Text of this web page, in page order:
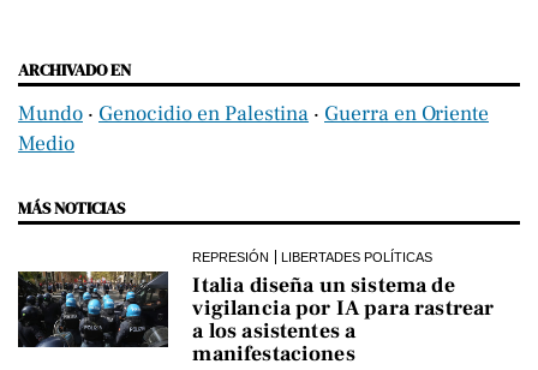
ARCHIVADO EN
Mundo ‧ Genocidio en Palestina ‧ Guerra en Oriente
Medio
MÁS NOTICIAS
REPRESIÓN LIBERTADES POLÍTICAS
Italia diseña un sistema de
vigilancia por IA para rastrear
a los asistentes a
manifestaciones